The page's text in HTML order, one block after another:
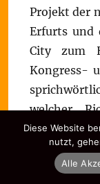
Projekt der
Erfurts und
City zum
Kongress-
welcher
anreist.
Planungen
nicht viel
Diese Website
nutzt,
Alle